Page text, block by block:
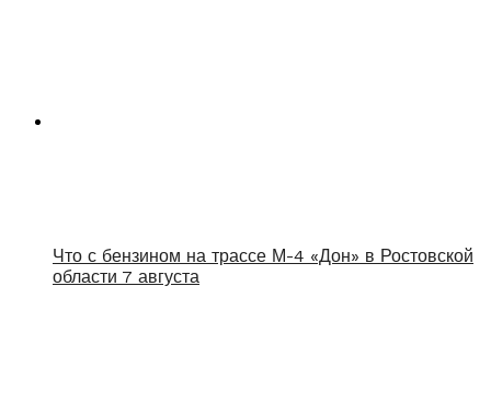
Что с бензином на трассе М-4 «Дон» в Ростовской
области 7 августа